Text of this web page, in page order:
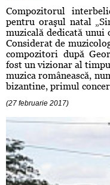
Compozitorul
pentru oraşul natal
muzicală dedicată unui
Considerat de
compozitori după
fost un vizionar al
muzica românească,
bizantine, primul
(27 februarie 2017)